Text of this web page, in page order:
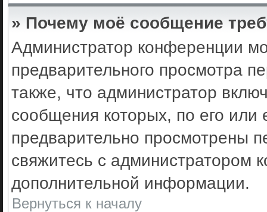
» Почему моё сообщение
Администратор конференции
предварительного просмотра
также, что администратор
сообщения которых, по его
предварительно просмотрены
свяжитесь с администратором
дополнительной информации.
Вернуться к началу